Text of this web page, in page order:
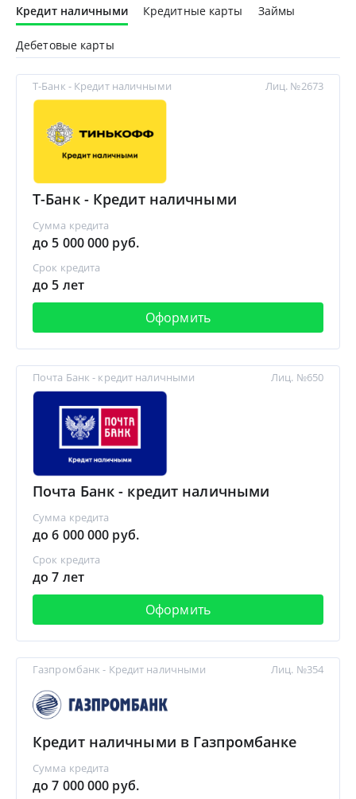
Кредит наличными Кредитные карты Займы
Дебетовые карты
Т-Банк - Кредит наличными
Т-Банк - Кредит наличными
Сумма кредита
до 5 000 000 руб.
Срок кредита
до 5 лет
Оформить
Лиц. №2673
Почта Банк - кредит наличными
Почта Банк - кредит наличными
Сумма кредита
до 6 000 000 руб.
Срок кредита
до 7 лет
Оформить
Лиц. №650
Газпромбанк - Кредит наличными
Кредит наличными в Газпромбанке
Сумма кредита
до 7 000 000 руб.
Лиц. №354